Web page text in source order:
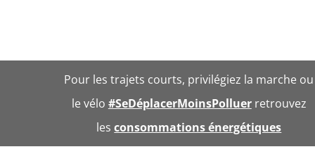
Pour les trajets courts, privilégiez la marche ou
le vélo #SeDéplacerMoinsPolluerretrouvez
lesconsommations énergétiques